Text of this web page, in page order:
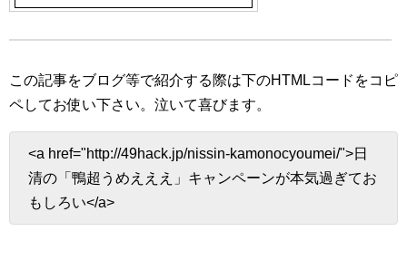
この記事をブログ等で紹介する際は下のHTMLコードをコピ
ペしてお使い下さい。 泣いて喜びます。
<a href="http://49hack.jp/nissin-kamonocyoumei/">日
清の「鴨超うめえええ」キャンペーンが本気過ぎてお
もしろい</a>